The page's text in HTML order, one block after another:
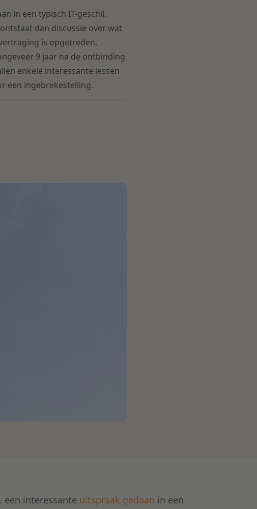
in een typisch IT-geschil.
dan discussie over wat
is opgetreden.
9 jaar na de ontbinding
enkele interessante lessen
een ingebrekestelling.
een interessante uitspraak gedaan in een